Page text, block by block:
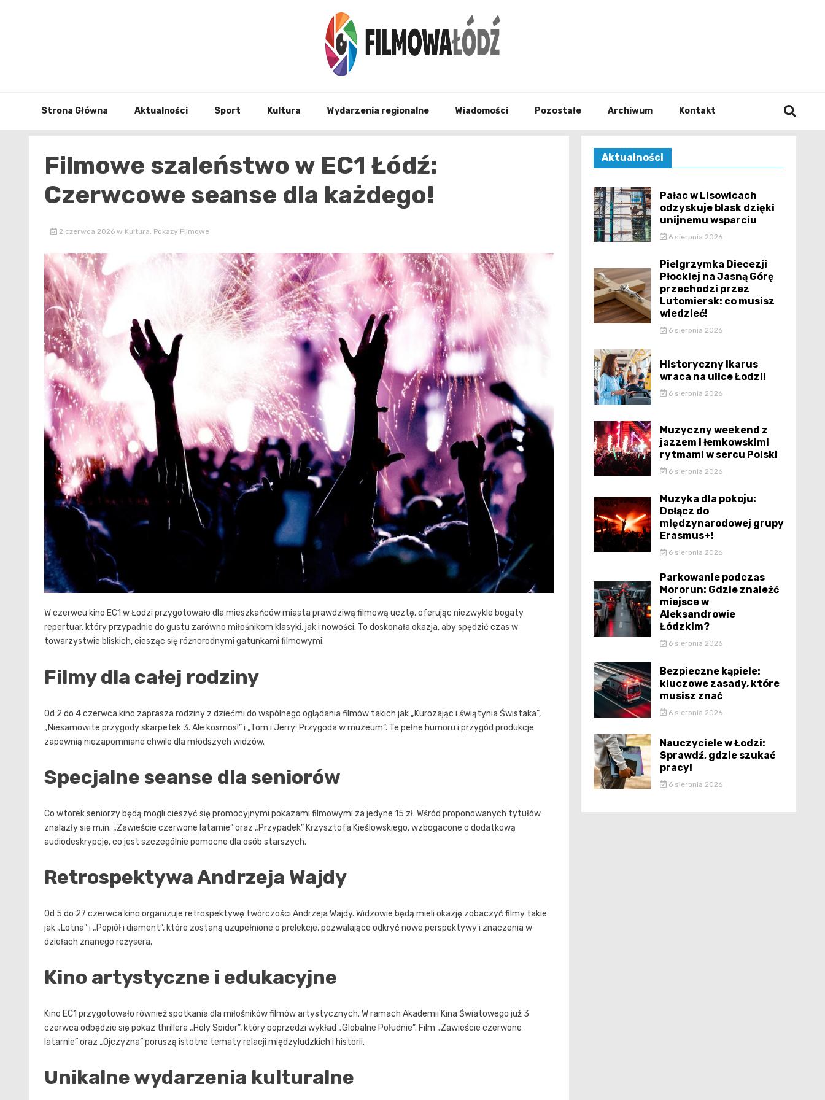
Strona Główna Aktualności Sport Kultura Wydarzenia regionalne Wiadomości Pozostałe Archiwum Kontakt
Filmowe szaleństwo w EC1 Łódź:
Czerwcowe seanse dla każdego!
2 czerwca 2026 w Kultura, Pokazy Filmowe
W czerwcu kino EC1 w Łodzi przygotowało dla mieszkańców miasta prawdziwą filmową ucztę, oferując niezwykle bogaty
repertuar, który przypadnie do gustu zarówno miłośnikom klasyki, jak i nowości. To doskonała okazja, aby spędzić czas w
towarzystwie bliskich, ciesząc się różnorodnymi gatunkami filmowymi.
Filmy dla całej rodziny
Od 2 do 4 czerwca kino zaprasza rodziny z dziećmi do wspólnego oglądania filmów takich jak „Kurozając i świątynia Świstaka”,
„Niesamowite przygody skarpetek 3. Ale kosmos!” i „Tom i Jerry: Przygoda w muzeum”. Te pełne humoru i przygód produkcje
zapewnią niezapomniane chwile dla młodszych widzów.
Specjalne seanse dla seniorów
Co wtorek seniorzy będą mogli cieszyć się promocyjnymi pokazami filmowymi za jedyne 15 zł. Wśród proponowanych tytułów
znalazły się m.in. „Zawieście czerwone latarnie” oraz „Przypadek” Krzysztofa Kieślowskiego, wzbogacone o dodatkową
audiodeskrypcję, co jest szczególnie pomocne dla osób starszych.
Retrospektywa Andrzeja Wajdy
Od 5 do 27 czerwca kino organizuje retrospektywę twórczości Andrzeja Wajdy. Widzowie będą mieli okazję zobaczyć filmy takie
jak „Lotna” i „Popiół i diament”, które zostaną uzupełnione o prelekcje, pozwalające odkryć nowe perspektywy i znaczenia w
dziełach znanego reżysera.
Kino artystyczne i edukacyjne
Kino EC1 przygotowało również spotkania dla miłośników filmów artystycznych. W ramach Akademii Kina Światowego już 3
czerwca odbędzie się pokaz thrillera „Holy Spider”, który poprzedzi wykład „Globalne Południe”. Film „Zawieście czerwone
latarnie” oraz „Ojczyzna” poruszą istotne tematy relacji międzyludzkich i historii.
Unikalne wydarzenia kulturalne
Aktualności
Pałac w Lisowicach
odzyskuje blask dzięki
unijnemu wsparciu
6 sierpnia 2026
Pielgrzymka Diecezji
Płockiej na Jasną Górę
przechodzi przez
Lutomiersk: co musisz
wiedzieć!
6 sierpnia 2026
Historyczny Ikarus
wraca na ulice Łodzi!
6 sierpnia 2026
Muzyczny weekend z
jazzem i łemkowskimi
rytmami w sercu Polski
6 sierpnia 2026
Muzyka dla pokoju:
Dołącz do
międzynarodowej grupy
Erasmus+!
6 sierpnia 2026
Parkowanie podczas
Mororun: Gdzie znaleźć
miejsce w
Aleksandrowie
Łódzkim?
6 sierpnia 2026
Bezpieczne kąpiele:
kluczowe zasady, które
musisz znać
6 sierpnia 2026
Nauczyciele w Łodzi:
Sprawdź, gdzie szukać
pracy!
6 sierpnia 2026